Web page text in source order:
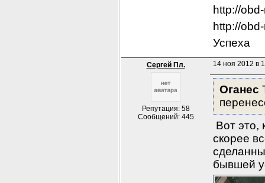
http://
http://
Успеха
Сергей Пл.
Репутация: 58
Сообщений: 445
14 ноя 2012 в
Оганес
Вот это,
скорее
бывшей